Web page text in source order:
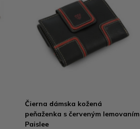
Čierna dámska kožená
peňaženka s červeným lemovaním
Paislee